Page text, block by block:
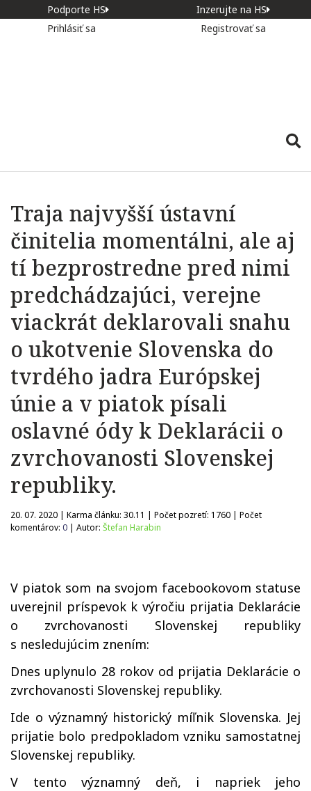
Podporte HS
Inzerujte na HS
Prihlásiť sa
Registrovať sa
Traja najvyšší ústavní
činitelia momentálni, ale aj
tí bezprostredne pred nimi
predchádzajúci, verejne
viackrát deklarovali snahu
o ukotvenie Slovenska do
tvrdého jadra Európskej
únie a v piatok písali
oslavné ódy k Deklarácii o
zvrchovanosti Slovenskej
republiky.
20. 07. 2020 | Karma článku: 30.11 | Počet pozretí: 1760 | Počet
komentárov: 0 | Autor: Štefan Harabin
V piatok som na svojom facebookovom statuse
uverejnil príspevok k výročiu prijatia Deklarácie
o zvrchovanosti Slovenskej republiky
s nesledujúcim znením:
Dnes uplynulo 28 rokov od prijatia Deklarácie o
zvrchovanosti Slovenskej republiky.
Ide o významný historický míľnik Slovenska. Jej
prijatie bolo predpokladom vzniku samostatnej
Slovenskej republiky.
V tento významný deň, i napriek jeho